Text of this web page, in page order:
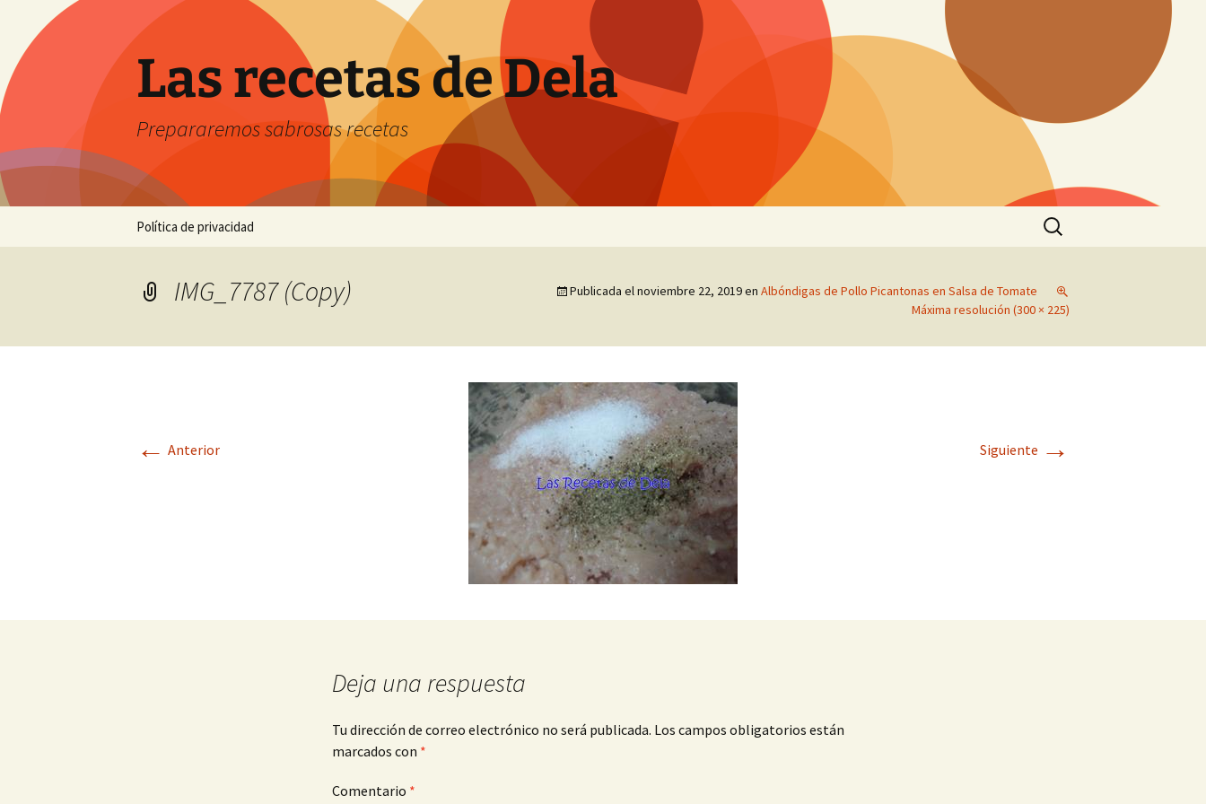
contenido
Las recetas de Dela
Prepararemos sabrosas recetas
Política de privacidad
Buscar:
IMG_7787 (Copy) Publicada elnoviembre 22, 2019en Albóndigas de Pollo Picantonas en Salsa de Tomate
Máxima resolución (300 × 225)
← Anterior Siguiente →
Deja una respuesta
Tu dirección de correo electrónico no será publicada. Los campos obligatorios están
marcados con *
Comentario *